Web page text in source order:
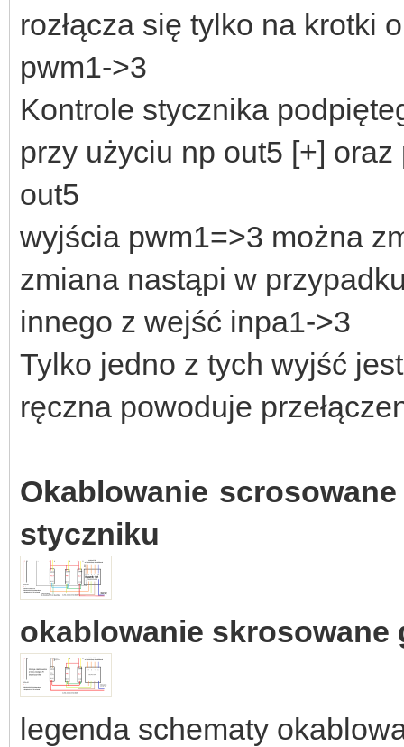
rozłącza się tylko na krotki
pwm1->3
Kontrole stycznika
przy użyciu np out5 [+]
out5
wyjścia pwm1=>3 można
zmiana nastąpi w
innego z wejść inpa1->3
Tylko jedno z tych wyjść
ręczna powoduje
Okablowanie
styczniku
okablowanie skrosowane
legenda schematy